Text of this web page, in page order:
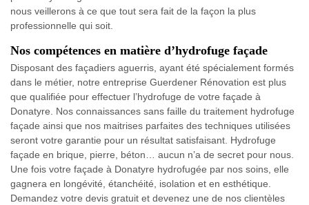
nous veillerons à ce que tout sera fait de la façon la plus
professionnelle qui soit.
Nos compétences en matière d’hydrofuge façade
Disposant des façadiers aguerris, ayant été spécialement formés
dans le métier, notre entreprise Guerdener Rénovation est plus
que qualifiée pour effectuer l’hydrofuge de votre façade à
Donatyre. Nos connaissances sans faille du traitement hydrofuge
façade ainsi que nos maitrises parfaites des techniques utilisées
seront votre garantie pour un résultat satisfaisant. Hydrofuge
façade en brique, pierre, béton… aucun n’a de secret pour nous.
Une fois votre façade à Donatyre hydrofugée par nos soins, elle
gagnera en longévité, étanchéité, isolation et en esthétique.
Demandez votre devis gratuit et devenez une de nos clientèles